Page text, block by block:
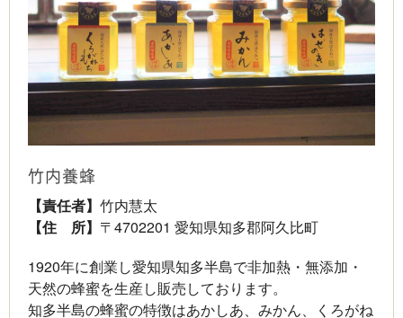
竹内養蜂
【責任者】 竹内慧太
【住 所】 〒4702201 愛知県知多郡阿久比町
1920年に創業し愛知県知多半島で非加熱・無添加・
天然の蜂蜜を生産し販売しております。
知多半島の蜂蜜の特徴はあかしあ、みかん、くろがね